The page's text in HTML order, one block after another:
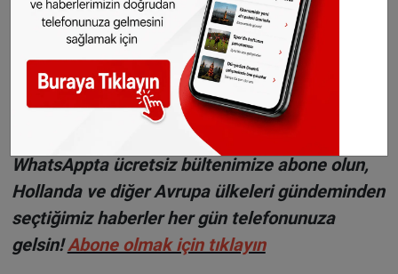
ibraz edilmesi gerekmekte.
Haberlerimiziİnsta gram hesabımızdan
WhatsAppta ücretsiz bültenimize abone olun,
Hollanda ve diğer Avrupa ülkeleri gündeminden
seçtiğimiz haberler her gün telefonunuza
gelsin!Abone olmak için tıklayın